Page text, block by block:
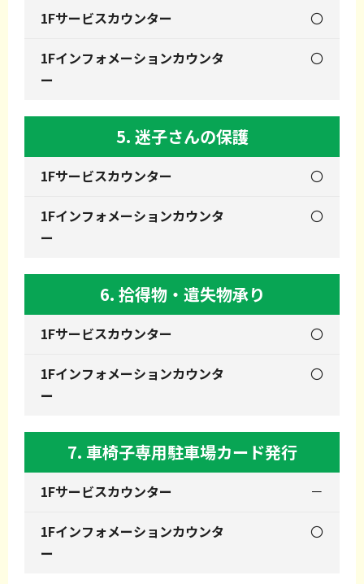
〇
〇
5. 迷子さんの保護
〇
〇
6. 拾得物・遺失物承り
〇
〇
7. 車椅子専用駐車場カード発行
－
〇